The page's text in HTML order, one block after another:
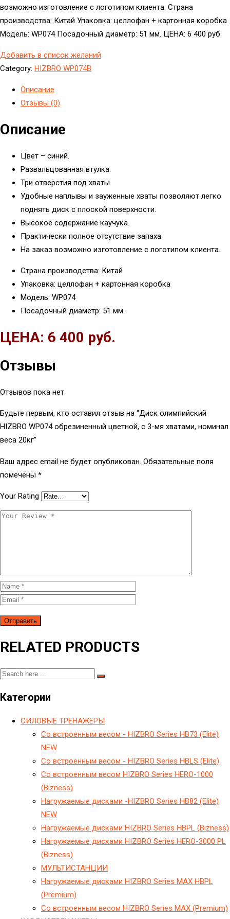
возможно изготовление с логотипом клиента. Страна
производства: Китай Упаковка: целлофан + картонная коробка
Модель: WP074 Посадочный диаметр: 51 мм. ЦЕНА: 6 400 руб.
Добавить в список желаний
Category: HIZBRO WP074B
Описание
Отзывы (0)
Описание
Цвет – синий.
Развальцованная втулка.
Три отверстия под хваты.
Удобные наплывы и зауженные хваты позволяют легко
поднять диск с плоской поверхности.
Высокое содержание каучука.
Практически полное отсутствие запаха.
На заказ возможно изготовление с логотипом клиента.
Страна производства: Китай
Упаковка: целлофан + картонная коробка
Модель: WP074
Посадочный диаметр: 51 мм.
ЦЕНА: 6 400 руб.
Отзывы
Отзывов пока нет.
Будьте первым, кто оставил отзыв на “Диск олимпийский
HIZBRO WP074 обрезиненный цветной, с 3-мя хватами, номинал
веса 20кг”
Ваш адрес email не будет опубликован. Обязательные поля
помечены *
Your Rating
RELATED PRODUCTS
Категории
CИЛОВЫЕ ТРЕНАЖЕРЫ
Cо встроенным весом - HIZBRO Series HB73 (Elite)
NEW
Cо встроенным весом - HIZBRO Series HBLS (Elite)
Cо встроенным весом HIZBRO Series HERO-1000
(Bizness)
Hагружаемые дисками -HIZBRO Series HB82 (Elite)
NEW
Hагружаемые дисками HIZBRO Series HBPL (Bizness)
Hагружаемые дисками HIZBRO Series HERO-3000 PL
(Bizness)
МУЛЬТИСТАНЦИИ
Нагружаемые дисками HIZBRO Series MAX HBPL
(Premium)
Со встроенным весом HIZBRO Series MAX (Premium)